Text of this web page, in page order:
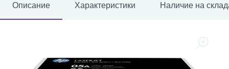
Описание Характеристики Наличие на